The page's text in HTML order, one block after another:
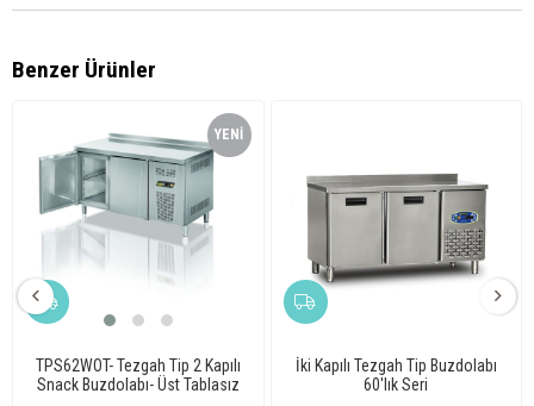
Benzer Ürünler
TPS62WOT- Tezgah Tip 2 Kapılı
Snack Buzdolabı- Üst Tablasız
YENI
İki Kapılı Tezgah Tip Buzdolabı
60'lık Seri